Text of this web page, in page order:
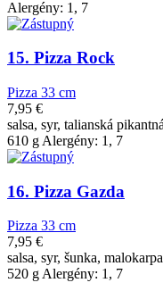
Alergény: 1, 7
15. Pizza Rock
Pizza 33 cm
7,95 €
salsa, syr, talianská
610 g Alergény: 1, 7
16. Pizza Gazda
Pizza 33 cm
7,95 €
salsa, syr, šunka,
520 g Alergény: 1, 7